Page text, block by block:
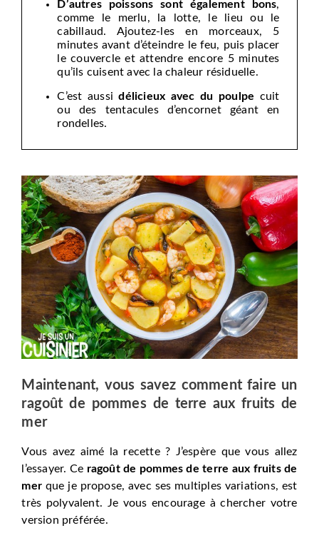
D’autres poissons sont également bons,
comme le merlu, la lotte, le lieu ou le
cabillaud. Ajoutez-les en morceaux, 5
minutes avant d’éteindre le feu, puis placer
le couvercle et attendre encore 5 minutes
qu’ils cuisent avec la chaleur résiduelle.
C’est aussidélicieux avec du poulpe cuit
ou des tentacules d’encornet géant en
rondelles.
Maintenant, vous savez comment faire un
ragoût de pommes de terre aux fruits de
mer
Vous avez aimé la recette ? J’espère que vous allez
l’essayer. Ce ragoût de pommes de terre aux fruits de
mer que je propose, avec ses multiples variations, est
très polyvalent. Je vous encourage à chercher votre
version préférée.